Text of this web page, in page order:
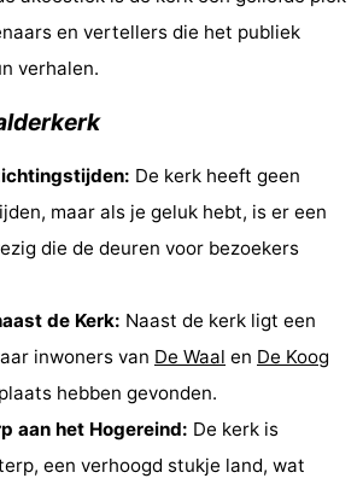
en vertellers die het publiek
verhalen.
De kerk heeft geen
maar als je geluk hebt, is er een
die de deuren voor bezoekers
de Kerk: Naast de kerk ligt een
inwoners van De Waal en De Koog
hebben gevonden.
aan het Hogereind: De kerk is
een verhoogd stukje land, wat